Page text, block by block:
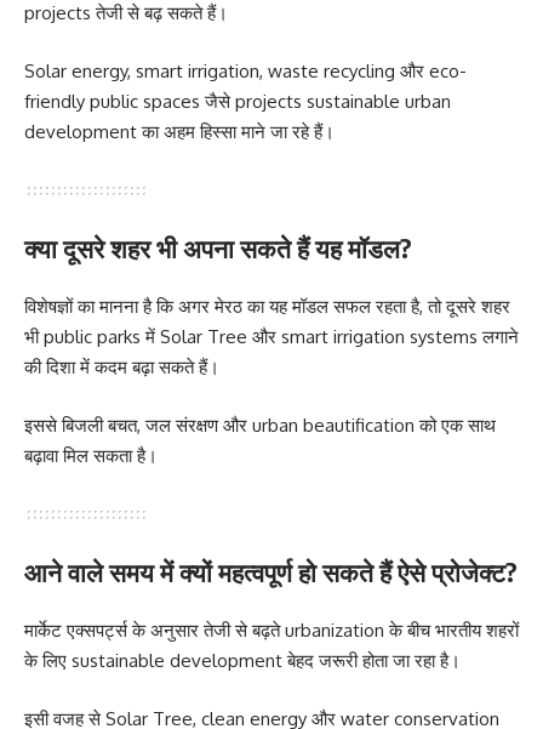
projects तेजी से बढ़ सकते हैं।
Solar energy, smart irrigation, waste recycling और eco-
friendly public spaces जैसे projects sustainable urban
development का अहम हिस्सा माने जा रहे हैं।
क्या दूसरे शहर भी अपना सकते हैं यह मॉडल?
विशेषज्ञों का मानना है कि अगर मेरठ का यह मॉडल सफल रहता है, तो दूसरे शहर
भी public parks में Solar Tree और smart irrigation systems लगाने
की दिशा में कदम बढ़ा सकते हैं।
इससे बिजली बचत, जल संरक्षण और urban beautification को एक साथ
बढ़ावा मिल सकता है।
आने वाले समय में क्यों महत्वपूर्ण हो सकते हैं ऐसे प्रोजेक्ट?
मार्केट एक्सपर्ट्स के अनुसार तेजी से बढ़ते urbanization के बीच भारतीय शहरों
के लिए sustainable development बेहद जरूरी होता जा रहा है।
इसी वजह से Solar Tree, clean energy और water conservation